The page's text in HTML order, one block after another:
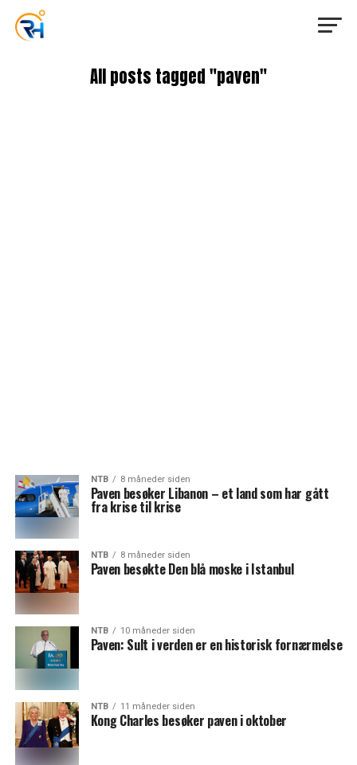
All posts tagged "paven"
NTB 8 måneder siden
Paven besøker Libanon – et land som har gått
fra krise til krise
NTB 8 måneder siden
Paven besøkte Den blå moske i Istanbul
NTB 10 måneder siden
Paven: Sult i verden er en historisk fornærmelse
NTB 11 måneder siden
Kong Charles besøker paven i oktober